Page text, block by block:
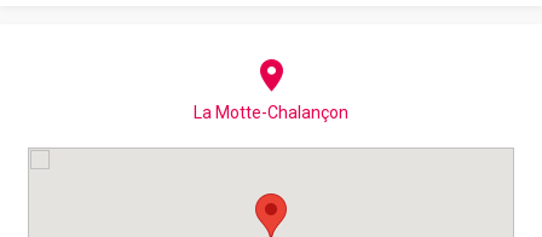
La Motte-Chalançon